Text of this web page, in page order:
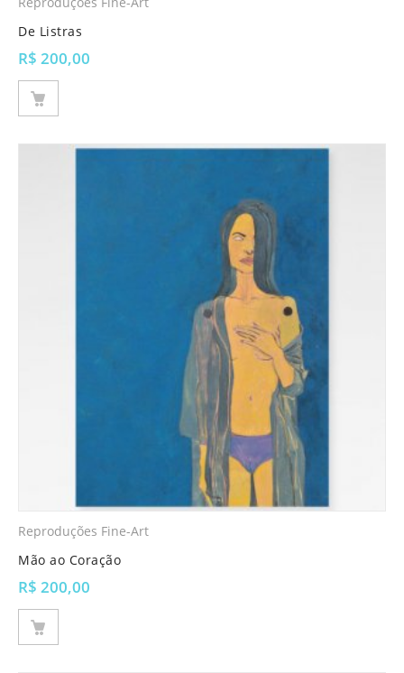
De Listras
R$ 200,00
Reproduções Fine-Art
Mão ao Coração
R$ 200,00